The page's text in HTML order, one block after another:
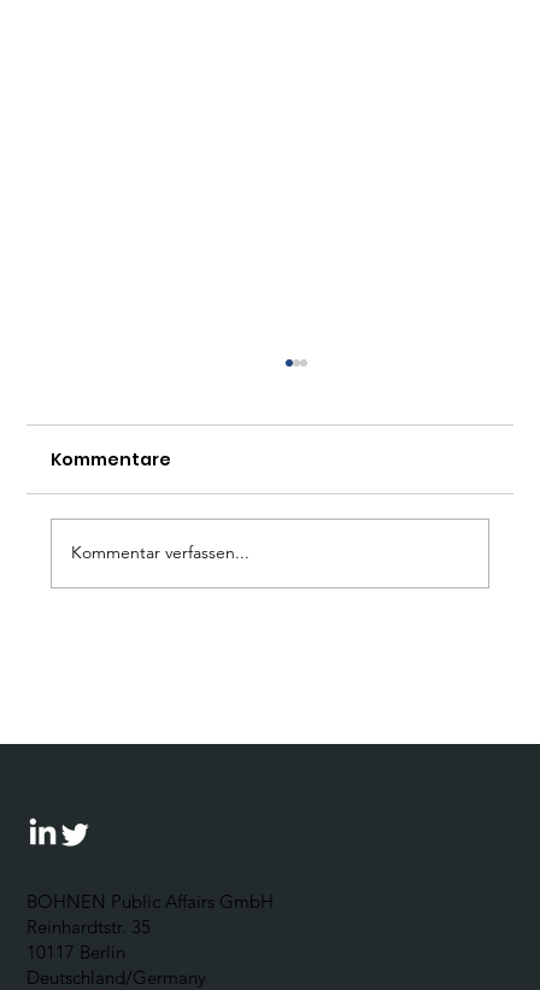
Kommentare
Kommentar verfassen...
BOHNEN Public Affairs GmbH
Reinhardtstr. 35
10117 Berlin
Deutschland/Germany